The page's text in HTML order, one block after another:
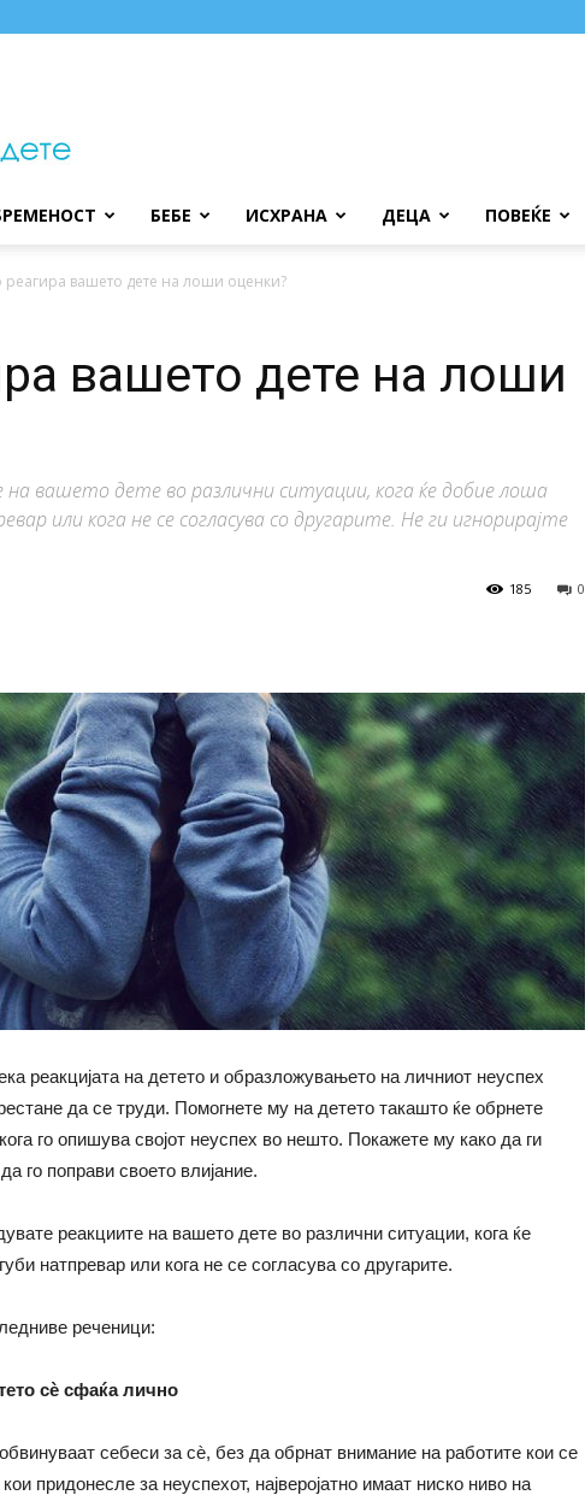
БЕБЕ ИСХРАНА ДЕЦА ПОВЕЌЕ
реагира вашето дете на лоши оценки?
вашето дете на лоши
на вашето дете во различни ситуации, кога ќе добие лоша
или кога не се согласува со другарите. Не ги игнорирајте
0
185
реакцијата на детето и образложувањето на личниот неуспех
да се труди. Помогнете му на детето такашто ќе обрнете
го опишува својот неуспех во нешто. Покажете му како да ги
го поправи своето влијание.
реакциите на вашето дете во различни ситуации, кога ќе
натпревар или кога не се согласува со другарите.
реченици:
сѐ сфаќа лично
себеси за сѐ, без да обрнат внимание на работите кои се
придонесле за неуспехот, најверојатно имаат ниско ниво на